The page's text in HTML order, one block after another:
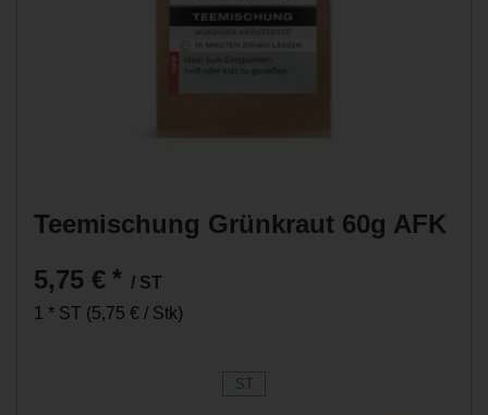
Teemischung Grünkraut 60g AFK
5,75 € * / ST
1 * ST (5,75 € / Stk)
ST